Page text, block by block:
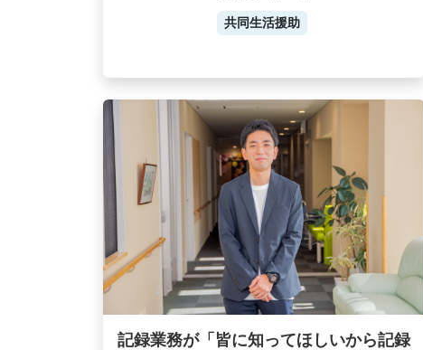
共同生活援助
記録業務が「皆に知ってほしいから記録